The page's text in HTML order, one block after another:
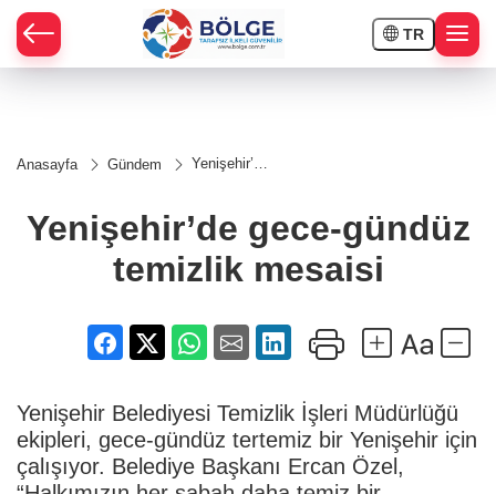
TR
Anasayfa Gündem
Yenişehir’de
temizlik
mesaisi
Yenişehir’de gece-gündüz
temizlik mesaisi
Yenişehir Belediyesi Temizlik İşleri Müdürlüğü
ekipleri, gece-gündüz tertemiz bir Yenişehir için
çalışıyor. Belediye Başkanı Ercan Özel,